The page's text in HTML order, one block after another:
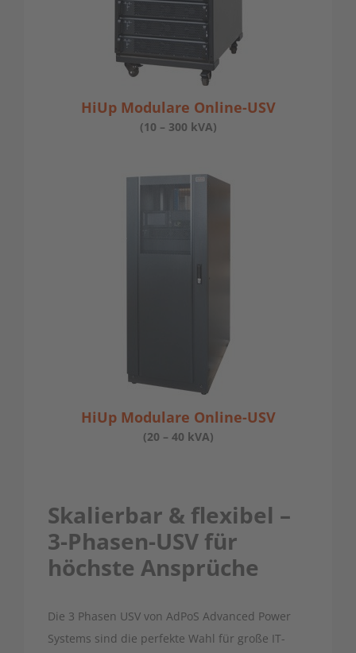
HiUp Modulare Online-USV
(10 – 300 kVA)
HiUp Modulare Online-USV
(20 – 40 kVA)
Skalierbar & flexibel –
3-Phasen-USV für
höchste Ansprüche
Die 3 Phasen USV von AdPoS Advanced Power
Systems sind die perfekte Wahl für große IT-